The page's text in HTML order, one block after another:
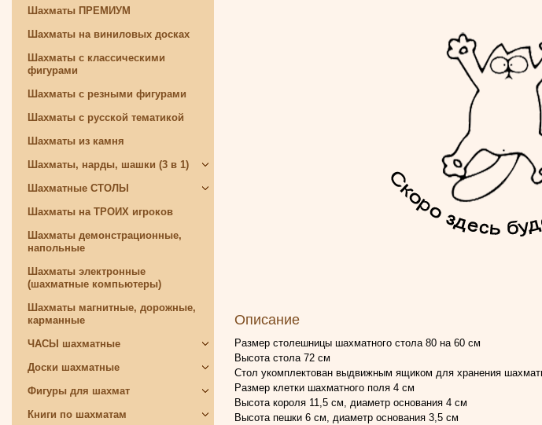
Описание
Размер столешницы шахматного стола 80 на 60 см
Высота стола 72 см
Стол укомплектован выдвижным ящиком для хранения
Размер клетки шахматного поля 4 см
Высота короля 11,5 см, диаметр основания 4 см
Высота пешки 6 см, диаметр основания 3,5 см
Шахматы ПРЕМИУМ
Шахматы на виниловых досках
Шахматы с классическими
фигурами
Шахматы с резными фигурами
Шахматы с русской тематикой
Шахматы из камня
Шахматы, нарды, шашки (3 в 1)
Шахматные СТОЛЫ
Шахматы на ТРОИХ игроков
Шахматы демонстрационные,
напольные
Шахматы электронные
(шахматные компьютеры)
Шахматы магнитные, дорожные,
карманные
ЧАСЫ шахматные
Доски шахматные
Фигуры для шахмат
Книги по шахматам